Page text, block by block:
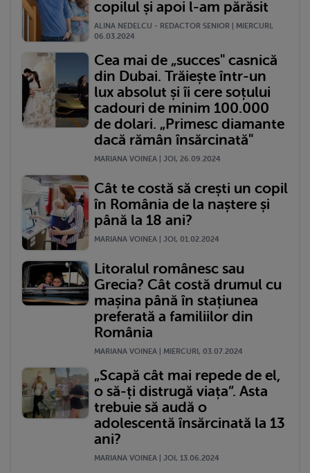
copilul și apoi l-am părăsit
ALINA NEDELCU - REDACTOR SENIOR | MIERCURI,
06.03.2024
Cea mai de „succes" casnică
din Dubai. Trăiește într-un
lux absolut și îi cere soțului
cadouri de minim 100.000
de dolari. „Primesc diamante
dacă rămân însărcinată"
MARIANA VOINEA | JOI, 26.09.2024
Cât te costă să crești un copil
în România de la naștere și
până la 18 ani?
MARIANA VOINEA | JOI, 01.02.2024
Litoralul românesc sau
Grecia? Cât costă drumul cu
mașina până în stațiunea
preferată a familiilor din
România
MARIANA VOINEA | MIERCURI, 03.07.2024
„Scapă cât mai repede de el,
o să-ți distrugă viața”. Asta
trebuie să audă o
adolescentă însărcinată la 13
ani?
MARIANA VOINEA | JOI, 13.06.2024